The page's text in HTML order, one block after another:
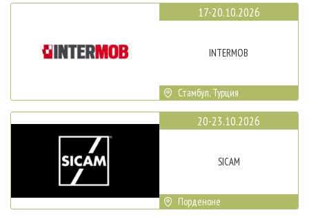
17-20.10.2026
INTERMOB
Стамбул, Турция
20-23.10.2026
SICAM
Порденоне